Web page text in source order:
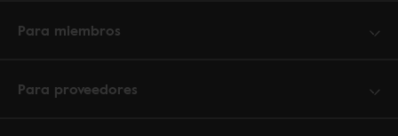
Para miembros
Para proveedores